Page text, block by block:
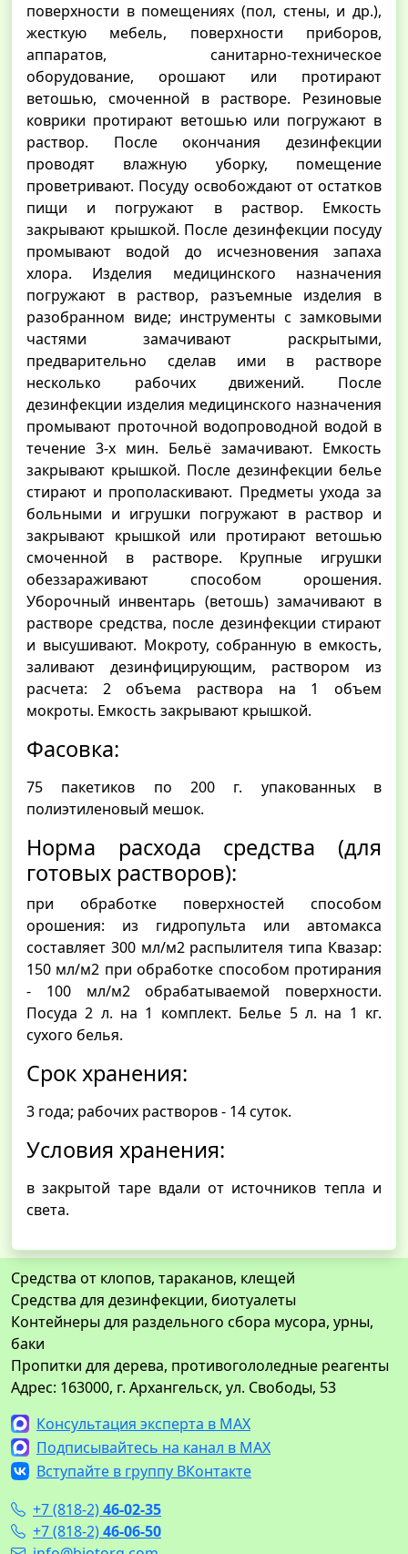
поверхности в помещениях (пол, стены, и др.),
жесткую мебель, поверхности приборов,
аппаратов, санитарно-техническое
оборудование, орошают или протирают
ветошью, смоченной в растворе. Резиновые
коврики протирают ветошью или погружают в
раствор. После окончания дезинфекции
проводят влажную уборку, помещение
проветривают. Посуду освобождают от остатков
пищи и погружают в раствор. Емкость
закрывают крышкой. После дезинфекции посуду
промывают водой до исчезновения запаха
хлора. Изделия медицинского назначения
погружают в раствор, разъемные изделия в
разобранном виде; инструменты с замковыми
частями замачивают раскрытыми,
предварительно сделав ими в растворе
несколько рабочих движений. После
дезинфекции изделия медицинского назначения
промывают проточной водопроводной водой в
течение 3-х мин. Бельё замачивают. Емкость
закрывают крышкой. После дезинфекции белье
стирают и прополаскивают. Предметы ухода за
больными и игрушки погружают в раствор и
закрывают крышкой или протирают ветошью
смоченной в растворе. Крупные игрушки
обеззараживают способом орошения.
Уборочный инвентарь (ветошь) замачивают в
растворе средства, после дезинфекции стирают
и высушивают. Мокроту, собранную в емкость,
заливают дезинфицирующим, раствором из
расчета: 2 объема раствора на 1 объем
мокроты. Емкость закрывают крышкой.
Фасовка:
75 пакетиков по 200 г. упакованных в
полиэтиленовый мешок.
Норма расхода средства (для
готовых растворов):
при обработке поверхностей способом
орошения: из гидропульта или автомакса
составляет 300 мл/м2 распылителя типа Квазар:
150 мл/м2 при обработке способом протирания
- 100 мл/м2 обрабатываемой поверхности.
Посуда 2 л. на 1 комплект. Белье 5 л. на 1 кг.
сухого белья.
Срок хранения:
3 года; рабочих растворов - 14 суток.
Условия хранения:
в закрытой таре вдали от источников тепла и
света.
Средства от клопов, тараканов, клещей
Средства для дезинфекции, биотуалеты
Контейнеры для раздельного сбора мусора, урны,
баки
Пропитки для дерева, противогололедные реагенты
Адрес: 163000, г. Архангельск, ул. Свободы, 53
Консультация эксперта в MAX
Подписывайтесь на канал в MAX
Вступайте в группу ВКонтакте
+7 (818-2)46-02-35
+7 (818-2)46-06-50